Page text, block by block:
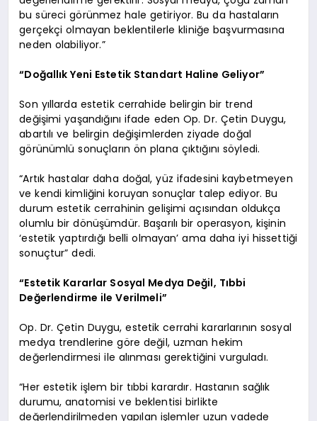
bu süreci görünmez hale getiriyor. Bu da hastaların
gerçekçi olmayan beklentilerle kliniğe başvurmasına
neden olabiliyor.”
“Doğallık Yeni Estetik Standart Haline Geliyor”
Son yıllarda estetik cerrahide belirgin bir trend
değişimi yaşandığını ifade eden Op. Dr. Çetin Duygu,
abartılı ve belirgin değişimlerden ziyade doğal
görünümlü sonuçların ön plana çıktığını söyledi.
“Artık hastalar daha doğal, yüz ifadesini kaybetmeyen
ve kendi kimliğini koruyan sonuçlar talep ediyor. Bu
durum estetik cerrahinin gelişimi açısından oldukça
olumlu bir dönüşümdür. Başarılı bir operasyon, kişinin
‘estetik yaptırdığı belli olmayan’ ama daha iyi hissettiği
sonuçtur” dedi.
“Estetik Kararlar Sosyal Medya Değil, Tıbbi
Değerlendirme ile Verilmeli”
Op. Dr. Çetin Duygu, estetik cerrahi kararlarının sosyal
medya trendlerine göre değil, uzman hekim
değerlendirmesi ile alınması gerektiğini vurguladı.
“Her estetik işlem bir tıbbi karardır. Hastanın sağlık
durumu, anatomisi ve beklentisi birlikte
değerlendirilmeden yapılan işlemler uzun vadede